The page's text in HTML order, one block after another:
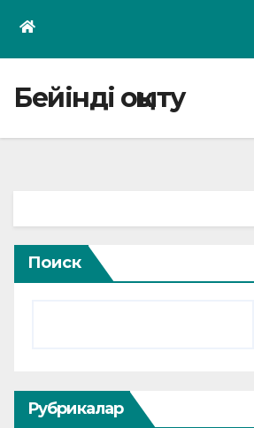
Бейінді оқыту
Поиск
Рубрикалар